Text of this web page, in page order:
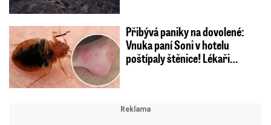
Přibývá paniky na dovolené:
Vnuka paní Soni v hotelu
poštípaly štěnice! Lékaři…